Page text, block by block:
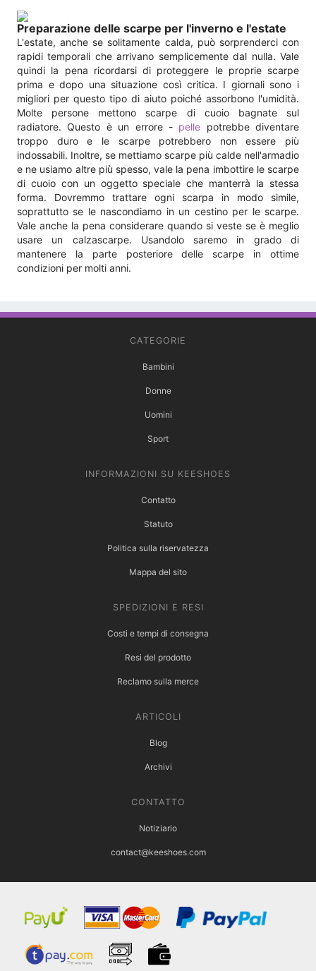
Preparazione delle scarpe per l'inverno e l'estate
L'estate, anche se solitamente calda, può sorprenderci con
rapidi temporali che arrivano semplicemente dal nulla. Vale
quindi la pena ricordarsi di proteggere le proprie scarpe
prima e dopo una situazione così critica. I giornali sono i
migliori per questo tipo di aiuto poiché assorbono l'umidità.
Molte persone mettono scarpe di cuoio bagnate sul
radiatore. Questo è un errore - pelle potrebbe diventare
troppo duro e le scarpe potrebbero non essere più
indossabili. Inoltre, se mettiamo scarpe più calde nell'armadio
e ne usiamo altre più spesso, vale la pena imbottire le scarpe
di cuoio con un oggetto speciale che manterrà la stessa
forma. Dovremmo trattare ogni scarpa in modo simile,
soprattutto se le nascondiamo in un cestino per le scarpe.
Vale anche la pena considerare quando si veste se è meglio
usare un calzascarpe. Usandolo saremo in grado di
mantenere la parte posteriore delle scarpe in ottime
condizioni per molti anni.
CATEGORIE
Bambini
Donne
Uomini
Sport
INFORMAZIONI SU KEESHOES
Contatto
Statuto
Politica sulla riservatezza
Mappa del sito
SPEDIZIONI E RESI
Costi e tempi di consegna
Resi del prodotto
Reclamo sulla merce
ARTICOLI
Blog
Archivi
CONTATTO
Notiziario
contact@keeshoes.com